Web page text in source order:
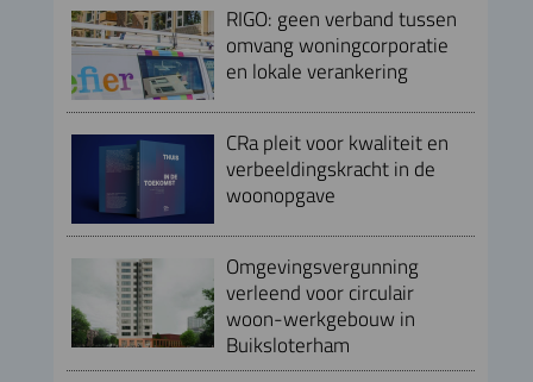
RIGO: geen verband tussen
omvang woningcorporatie
en lokale verankering
CRa pleit voor kwaliteit en
verbeeldingskracht in de
woonopgave
Omgevingsvergunning
verleend voor circulair
woon-werkgebouw in
Buiksloterham